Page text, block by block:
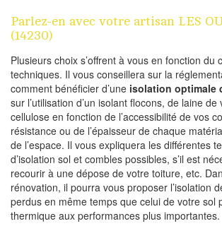
Parlez-en avec votre artisan LES
(14230)
Plusieurs choix s’offrent à vous en fonction du
techniques. Il vous conseillera sur la
comment bénéficier d’une isolation optimale
sur l’utilisation d’un isolant flocons, de laine
cellulose en fonction de l’accessibilité de vos
résistance ou de l’épaisseur de chaque
de l’espace. Il vous expliquera les différentes
d’isolation sol et combles possibles, s’il est
recourir à une dépose de votre toiture, etc.
rénovation, il pourra vous proposer l’isolation
perdus en même temps que celui de votre sol
thermique aux performances plus importantes.